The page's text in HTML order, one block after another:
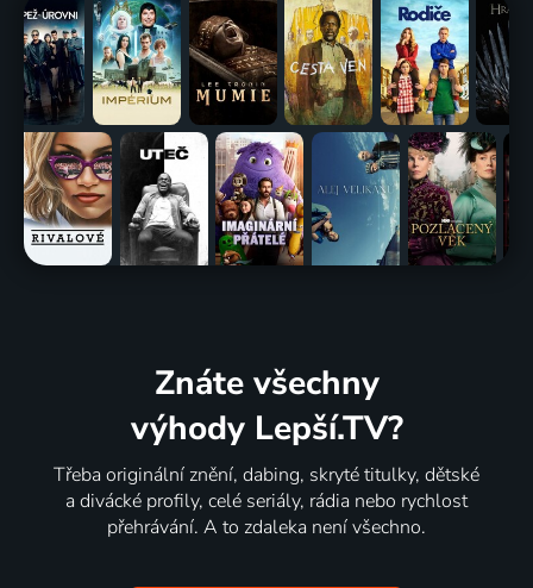
Znáte všechny
výhody Lepší.TV?
Třeba originální znění, dabing, skryté titulky, dětské
a divácké profily, celé seriály, rádia nebo rychlost
přehrávání. A to zdaleka není všechno.